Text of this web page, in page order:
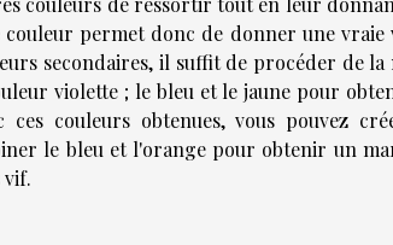
permet donc de donner une vraie
secondaires, il suffit de procéder de
violette ; le bleu et le jaune pour
couleurs obtenues, vous pouvez
le bleu et l'orange pour obtenir un